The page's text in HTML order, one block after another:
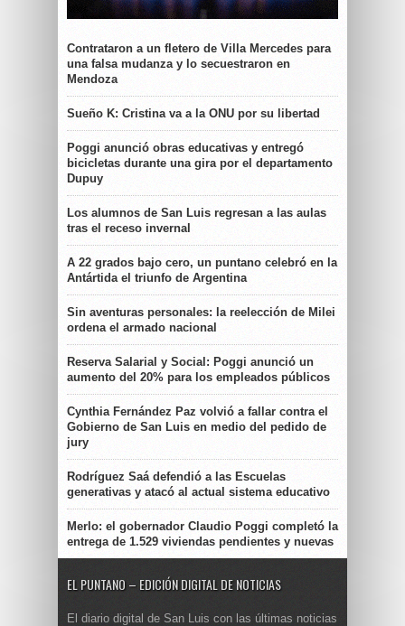
Contrataron a un fletero de Villa Mercedes para
una falsa mudanza y lo secuestraron en
Mendoza
Sueño K: Cristina va a la ONU por su libertad
Poggi anunció obras educativas y entregó
bicicletas durante una gira por el departamento
Dupuy
Los alumnos de San Luis regresan a las aulas
tras el receso invernal
A 22 grados bajo cero, un puntano celebró en la
Antártida el triunfo de Argentina
Sin aventuras personales: la reelección de Milei
ordena el armado nacional
Reserva Salarial y Social: Poggi anunció un
aumento del 20% para los empleados públicos
Cynthia Fernández Paz volvió a fallar contra el
Gobierno de San Luis en medio del pedido de
jury
Rodríguez Saá defendió a las Escuelas
generativas y atacó al actual sistema educativo
Merlo: el gobernador Claudio Poggi completó la
entrega de 1.529 viviendas pendientes y nuevas
EL PUNTANO – EDICIÓN DIGITAL DE NOTICIAS
El diario digital de San Luis con las últimas noticias